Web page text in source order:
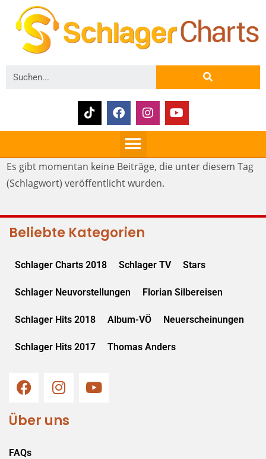
Es gibt momentan keine Beiträge, die unter diesem Tag
(Schlagwort) veröffentlicht wurden.
Beliebte Kategorien
Schlager Charts 2018 Schlager TV Stars
Schlager Neuvorstellungen Florian Silbereisen
Schlager Hits 2018 Album-VÖ Neuerscheinungen
Schlager Hits 2017 Thomas Anders
Über uns
FAQs